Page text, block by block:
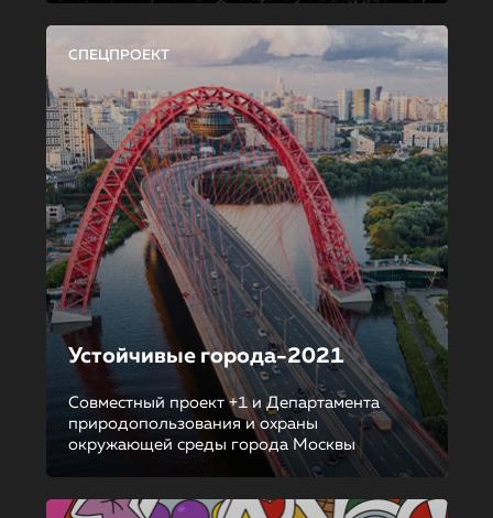
СПЕЦПРОЕКТ
Устойчивые города-2021
Совместный проект +1 и Департамента
природопользования и охраны
окружающей среды города Москвы